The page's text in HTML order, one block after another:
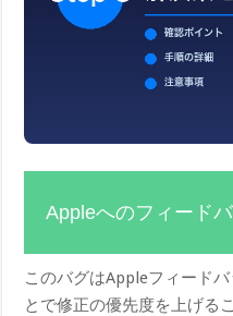
Appleへのフィード
このバグはAppleフィード
とで修正の優先度を上げる